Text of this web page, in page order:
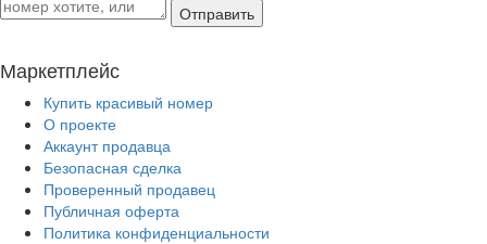
Отправить
Маркетплейс
Купить красивый номер
О проекте
Аккаунт продавца
Безопасная сделка
Проверенный продавец
Публичная оферта
Политика конфиденциальности